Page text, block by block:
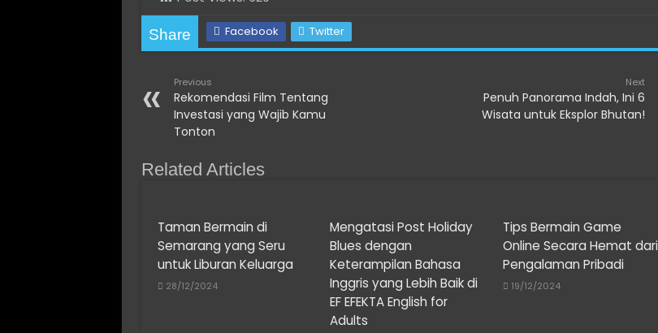
Share Facebook Twitter
Previous
Rekomendasi Film Tentang
Investasi yang Wajib Kamu
Tonton
Next
Penuh Panorama Indah, Ini 6
Wisata untuk Eksplor Bhutan!
Related Articles
Taman Bermain di
Semarang yang Seru
untuk Liburan Keluarga
28/12/2024
Mengatasi Post Holiday
Blues dengan
Keterampilan Bahasa
Inggris yang Lebih Baik di
EF EFEKTA English for
Adults
Tips Bermain Game
Online Secara Hemat dari
Pengalaman Pribadi
19/12/2024